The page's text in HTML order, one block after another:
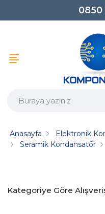
0850
Anasayfa Elektronik
Seramik Kondansatör
Kategoriye Göre